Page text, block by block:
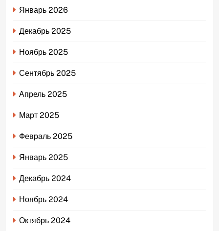
Январь 2026
Декабрь 2025
Ноябрь 2025
Сентябрь 2025
Апрель 2025
Март 2025
Февраль 2025
Январь 2025
Декабрь 2024
Ноябрь 2024
Октябрь 2024